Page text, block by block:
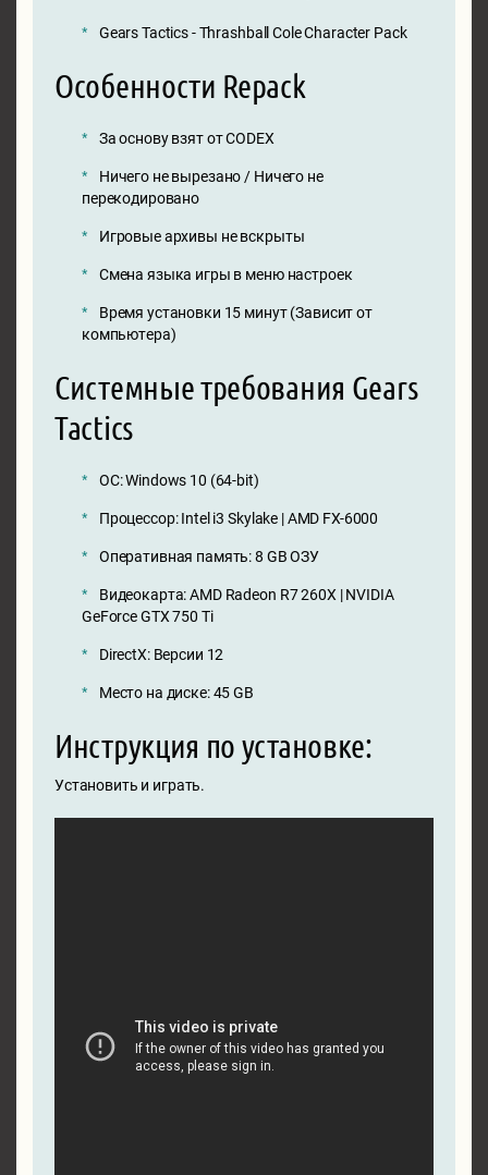
Gears Tactics - Thrashball Cole Character Pack
Особенности Repack
За основу взят от CODEX
Ничего не вырезано / Ничего не
перекодировано
Игровые архивы не вскрыты
Смена языка игры в меню настроек
Время установки 15 минут (Зависит от
компьютера)
Системные требования Gears
Tactics
ОС: Windows 10 (64-bit)
Процессор: Intel i3 Skylake | AMD FX-6000
Оперативная память: 8 GB ОЗУ
Видеокарта: AMD Radeon R7 260X | NVIDIA
GeForce GTX 750 Ti
DirectX: Версии 12
Место на диске: 45 GB
Инструкция по установке:
Установить и играть.